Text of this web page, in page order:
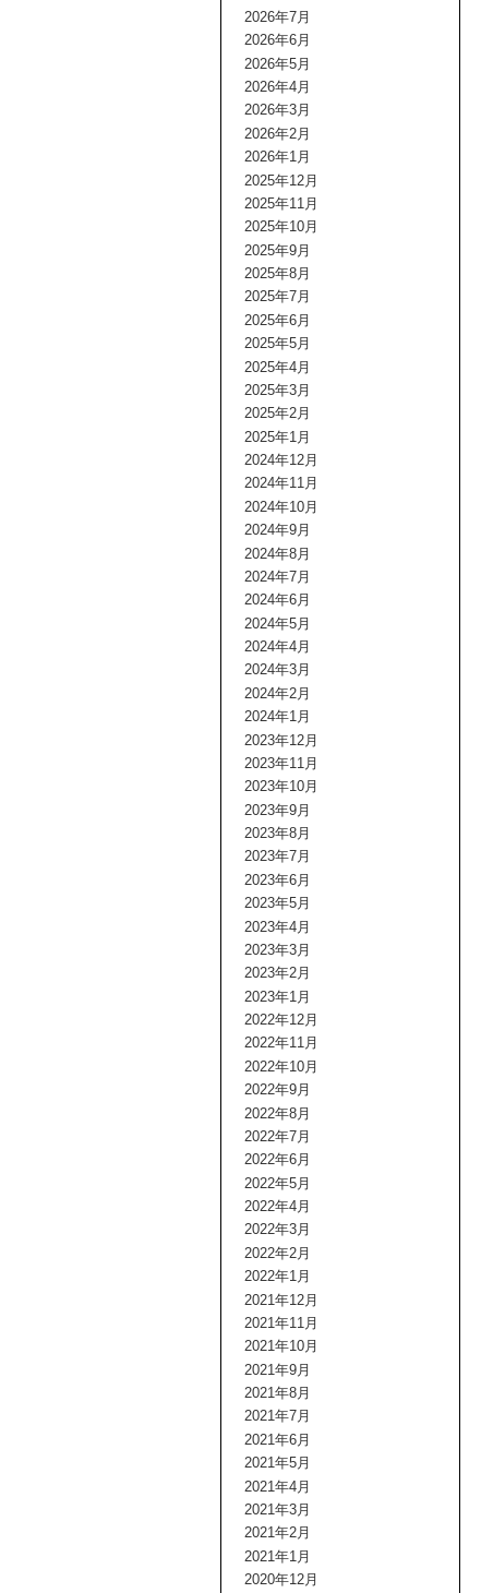
2026年7月
2026年6月
2026年5月
2026年4月
2026年3月
2026年2月
2026年1月
2025年12月
2025年11月
2025年10月
2025年9月
2025年8月
2025年7月
2025年6月
2025年5月
2025年4月
2025年3月
2025年2月
2025年1月
2024年12月
2024年11月
2024年10月
2024年9月
2024年8月
2024年7月
2024年6月
2024年5月
2024年4月
2024年3月
2024年2月
2024年1月
2023年12月
2023年11月
2023年10月
2023年9月
2023年8月
2023年7月
2023年6月
2023年5月
2023年4月
2023年3月
2023年2月
2023年1月
2022年12月
2022年11月
2022年10月
2022年9月
2022年8月
2022年7月
2022年6月
2022年5月
2022年4月
2022年3月
2022年2月
2022年1月
2021年12月
2021年11月
2021年10月
2021年9月
2021年8月
2021年7月
2021年6月
2021年5月
2021年4月
2021年3月
2021年2月
2021年1月
2020年12月